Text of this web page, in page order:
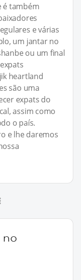
é também
e várias
um jantar no
ou um final
heartland
são uma
expats do
assim como
o país.
e lhe daremos
no